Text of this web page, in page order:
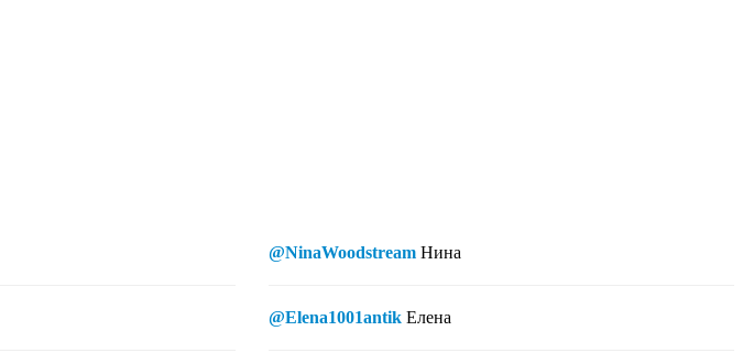
@NinaWoodstream Нина
@Elena1001antik Елена